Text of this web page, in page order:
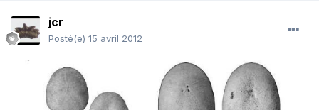
jcr
Posté(e) 15 avril 2012